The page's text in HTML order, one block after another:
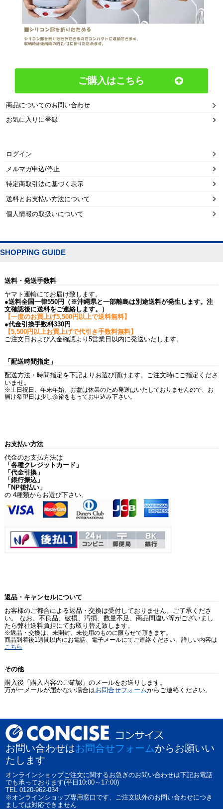
ご購入はこちら
商品についてのお問い合わせ
お気に入りに登録
ログイン
メルマガ申込/停止
特定商取引法に基づく表示
送料とお支払い方法について
個人情報の取扱いについて
SHOPPING GUIDE
送料・発送手数料
ヤマト運輸にてお届け致します。
●送料全国一律550円（※沖縄県と一部離島は別途送料が発生します。注
文確認後に送料をご連絡します。）
【一度のお買上げ5,500円以上で送料無料】
●代金引換手数料330円
【5,500円以上お買上げで代引き手数料無料】
ご注文日および入金確認より5営業日以内に発送いたします。
「配送時間指定」
配送方法・時間指定を下記よりお選び頂けます。ご注文時にご指定くださ
いませ。
※土日祝日、年末年始、お盆は休業のため発送はいたしておりませんので、お
届け希望日は少し余裕をもってお申込み下さい。
お支払い方法
代金のお支払方法は
「各種クレジットカード」
「代金引換」
「銀行振込」
「NP後払い」
の 4種類からお選び下さい。
返品・キャンセルについて
お客様のご都合による返品・交換は受付しておりません。ご了承くださ
い。 なお、不良品、破損、汚損、数量不足、商品間違い等がございまし
たら弊社送料負担にてお取り替え致します。
※返品・交換は、未開封、未使用のものに限らせて頂きます。
商品到着後1週間以内にお電話、電子メールにてご連絡ください。詳しい内容は
こちら
その他
購入後「購入内容のご確認」のメールをお送りします。
万が一メールが届かない場合はお問合せフォームからご連絡ください。
お問い合わせはお問合せフォームからお願いい
たします
オンラインショップご注文に関するお急ぎのお問い合わせは下記お電話
でも承っております(平日10:00～17:00)
TEL 0120-962-034
※オンラインショップ専用窓口です、ご注文以外のお問い合わせにつき
ましては対応できません